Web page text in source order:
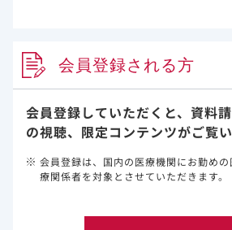
会員登録される方
会員登録していただくと、資料
の視聴、限定コンテンツがご覧い
会員登録は、国内の医療機関にお勤め
療関係者を対象とさせていただきます。